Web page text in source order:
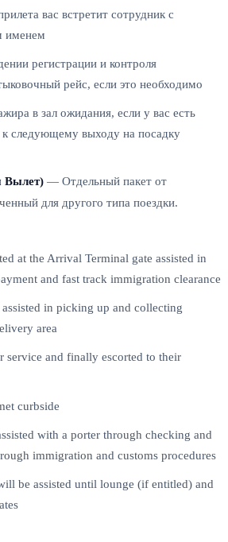
вас встретит сотрудник с
именем
регистрации и контроля
рейс, если это необходимо
в зал ожидания, если у вас есть
следующему выходу на посадку
Вылет) — Отдельный пакет от
для другого типа поездки.
at the Arrival Terminal gate assisted in
and fast track immigration clearance
assisted in picking up and collecting
area
service and finally escorted to their
curbside
with a porter through checking and
immigration and customs procedures
be assisted until lounge (if entitled) and